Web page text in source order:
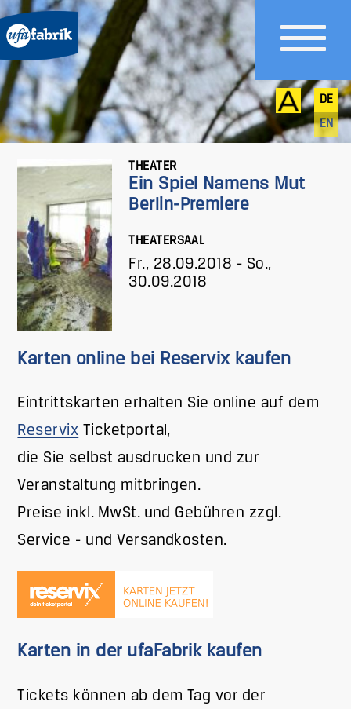
DE
EN
THEATER
Ein Spiel Namens Mut
Berlin-Premiere
THEATERSAAL
Fr., 28.09.2018 - So.,
30.09.2018
Karten online bei Reservix kaufen
Eintrittskarten erhalten Sie online auf dem
Reservix Ticketportal,
die Sie selbst ausdrucken und zur
Veranstaltung mitbringen.
Preise inkl. MwSt. und Gebühren zzgl.
Service - und Versandkosten.
Karten in der ufaFabrik kaufen
Tickets können ab dem Tag vor der